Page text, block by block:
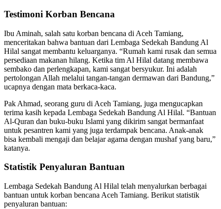
Testimoni Korban Bencana
Ibu Aminah, salah satu korban bencana di Aceh Tamiang,
menceritakan bahwa bantuan dari Lembaga Sedekah Bandung Al
Hilal sangat membantu keluarganya. “Rumah kami rusak dan semua
persediaan makanan hilang. Ketika tim Al Hilal datang membawa
sembako dan perlengkapan, kami sangat bersyukur. Ini adalah
pertolongan Allah melalui tangan-tangan dermawan dari Bandung,”
ucapnya dengan mata berkaca-kaca.
Pak Ahmad, seorang guru di Aceh Tamiang, juga mengucapkan
terima kasih kepada Lembaga Sedekah Bandung Al Hilal. “Bantuan
Al-Quran dan buku-buku Islami yang dikirim sangat bermanfaat
untuk pesantren kami yang juga terdampak bencana. Anak-anak
bisa kembali mengaji dan belajar agama dengan mushaf yang baru,”
katanya.
Statistik Penyaluran Bantuan
Lembaga Sedekah Bandung Al Hilal telah menyalurkan berbagai
bantuan untuk korban bencana Aceh Tamiang. Berikut statistik
penyaluran bantuan: